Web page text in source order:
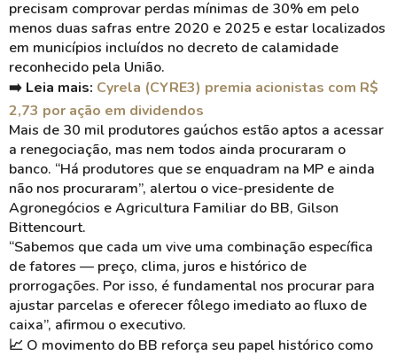
precisam comprovar perdas mínimas de 30% em pelo
menos duas safras entre 2020 e 2025 e estar localizados
em municípios incluídos no decreto de calamidade
reconhecido pela União.
➡️ Leia mais: Cyrela (CYRE3) premia acionistas com R$
2,73 por ação em dividendos
Mais de 30 mil produtores gaúchos estão aptos a acessar
a renegociação, mas nem todos ainda procuraram o
banco. “Há produtores que se enquadram na MP e ainda
não nos procuraram”, alertou o vice-presidente de
Agronegócios e Agricultura Familiar do BB, Gilson
Bittencourt.
“Sabemos que cada um vive uma combinação específica
de fatores — preço, clima, juros e histórico de
prorrogações. Por isso, é fundamental nos procurar para
ajustar parcelas e oferecer fôlego imediato ao fluxo de
caixa”, afirmou o executivo.
📈 O movimento do BB reforça seu papel histórico como